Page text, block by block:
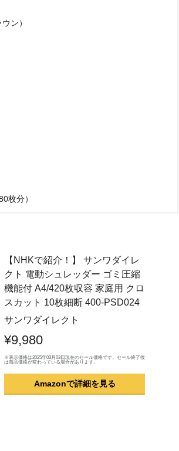
ン）
枚分）
【NHKで紹介！】 サンワダイレ
クト 電動シュレッダー ゴミ圧縮
機能付 A4/420枚収容 家庭用 クロ
スカット 10枚細断 400-PSD024
サンワダイレクト
¥9,980
※表示価格は2025年03月03日現在のセール価格です。セール終了後
は商品価格が変わっている場合があります。
Amazonで詳細を見る